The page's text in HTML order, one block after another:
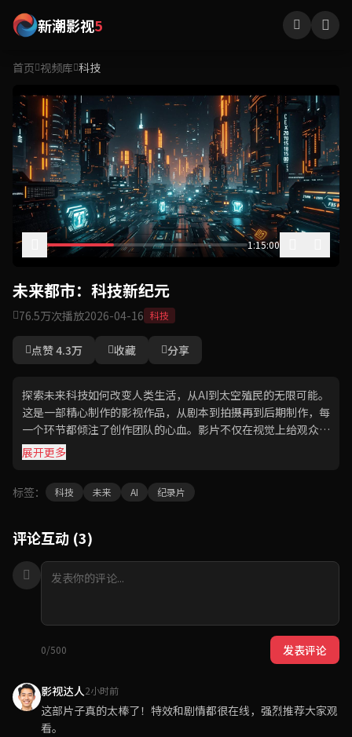
新潮影视5
首页 视频库 科技
1:15:00
未来都市：科技新纪元
76.5万次播放2026-04-16 科技
点赞 4.3万 收藏 分享
探索未来科技如何改变人类生活，从AI到太空殖民的无限可能。
这是一部精心制作的影视作品，从剧本到拍摄再到后期制作，每
一个环节都倾注了创作团队的心血。影片不仅在视觉上给观众带
来震撼，更在情感和思想上引发深思。无论是演员的表演还是导
演的调度，都展现出了极高的专业水准。
展开更多
标签： 科技 未来 AI 纪录片
评论互动 (3)
0/500 发表评论
影视达人2小时前
这部片子真的太棒了！特效和剧情都很在线，强烈推荐大家观
看。